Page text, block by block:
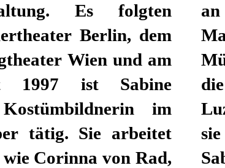
Es folgten
Berlin, dem
Wien und am
1997 ist Sabine
im
tätig. Sie arbeitet
Corinna von Rad,
Frankfurt am
Residenztheater
Stuttgart,
Gallen sowie das
von Rad verbindet
Zusammenarbeit.
arbeitet in Berlin.